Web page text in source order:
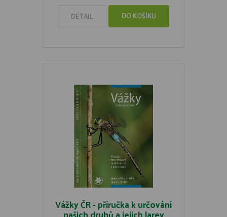
DETAIL DO KOŠÍKU
Vážky ČR - příručka k určování